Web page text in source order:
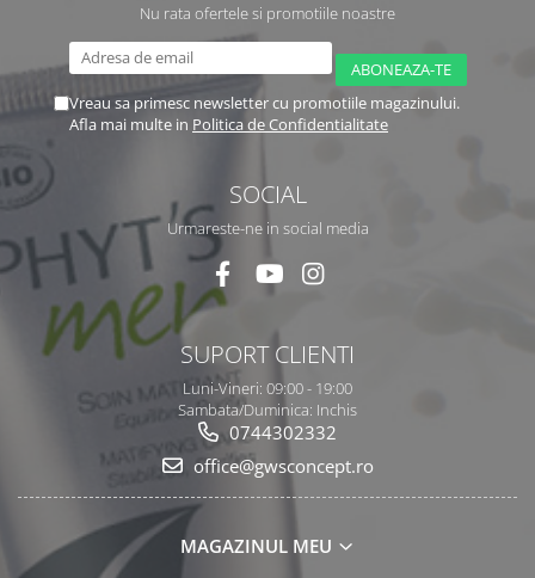
Nu rata ofertele si promotiile noastre
Vreau sa primesc newsletter cu promotiile magazinului.
Afla mai multe in Politica de Confidentialitate
SOCIAL
Urmareste-ne in social media
SUPORT CLIENTI
Luni-Vineri: 09:00 - 19:00
Sambata/Duminica: Inchis
0744302332
office@gwsconcept.ro
MAGAZINUL MEU